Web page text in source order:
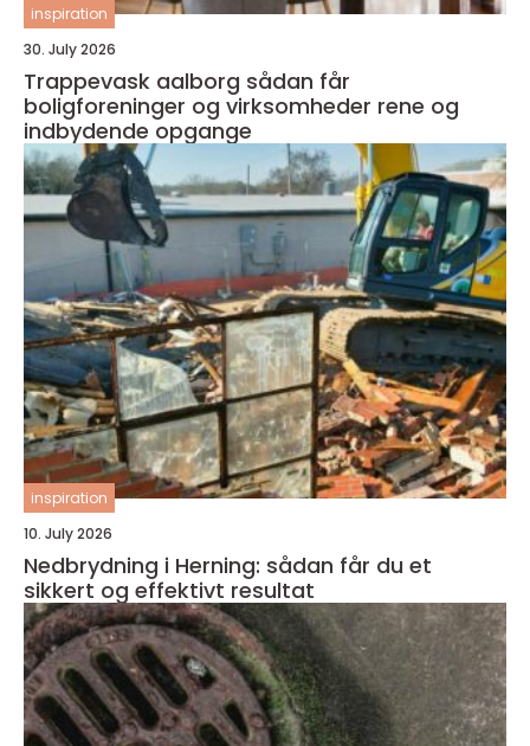
inspiration
30. July 2026
Trappevask aalborg sådan får
boligforeninger og virksomheder rene og
indbydende opgange
inspiration
10. July 2026
Nedbrydning i Herning: sådan får du et
sikkert og effektivt resultat